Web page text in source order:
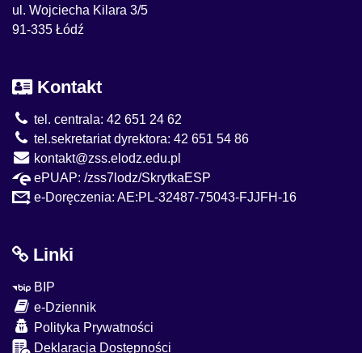
ul. Wojciecha Kilara 3/5
91-335 Łódź
Kontakt
tel. centrala: 42 651 24 62
tel.sekretariat dyrektora: 42 651 54 86
kontakt@zss.elodz.edu.pl
ePUAP: /zss7lodz/SkrytkaESP
e-Doręczenia: AE:PL-32487-75043-FJJFH-16
Linki
BIP
e-Dziennik
Polityka Prywatności
Deklaracja Dostępności